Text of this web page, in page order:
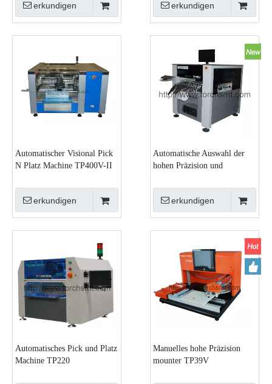
erkundigen erkundigen
Automatischer Visional Pick
N Platz Machine TP400V-II
erkundigen
Automatische Auswahl der
hohen Präzision und
erkundigen
Automatisches Pick und Platz
Machine TP220
Manuelles hohe Präzision
mounter TP39V